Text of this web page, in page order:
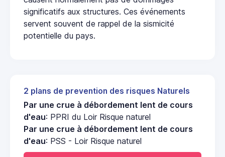
significatifs aux structures. Ces événements
servent souvent de rappel de la sismicité
potentielle du pays.
2 plans de prevention des risques Naturels
Par une crue à débordement lent de cours
d'eau: PPRI du Loir Risque naturel
Par une crue à débordement lent de cours
d'eau: PSS - Loir Risque naturel